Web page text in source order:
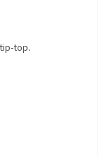
top.